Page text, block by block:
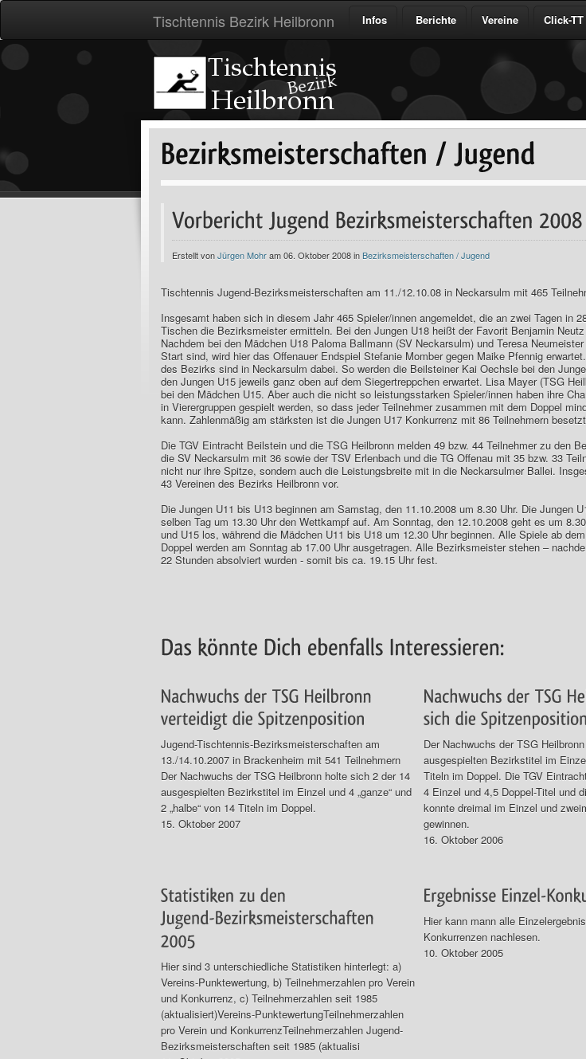
Tischtennis Bezirk Heilbronn Infos Berichte Vereine Click-TT
Erstellt vonJürgen Mohram 06. Oktober 2008 inBezirksmeisterschaften / Jugend
Tischtennis Jugend-Bezirksmeisterschaften am 11./12.10.08 in Neckarsulm mit 465
Insgesamt haben sich in diesem Jahr 465 Spieler/innen angemeldet, die an zwei Tagen in
Tischen die Bezirksmeister ermitteln. Bei den Jungen U18 heißt der Favorit Benjamin
Nachdem bei den Mädchen U18 Paloma Ballmann (SV Neckarsulm) und Teresa
Start sind, wird hier das Offenauer Endspiel Stefanie Momber gegen Maike Pfennig
des Bezirks sind in Neckarsulm dabei. So werden die Beilsteiner Kai Oechsle bei den
den Jungen U15 jeweils ganz oben auf dem Siegertreppchen erwartet. Lisa Mayer (TSG
bei den Mädchen U15. Aber auch die nicht so leistungsstarken Spieler/innen haben ihre
in Vierergruppen gespielt werden, so dass jeder Teilnehmer zusammen mit dem Doppel
kann. Zahlenmäßig am stärksten ist die Jungen U17 Konkurrenz mit 86 Teilnehmern
Die TGV Eintracht Beilstein und die TSG Heilbronn melden 49 bzw. 44 Teilnehmer zu den
die SV Neckarsulm mit 36 sowie der TSV Erlenbach und die TG Offenau mit 35 bzw. 33
nicht nur ihre Spitze, sondern auch die Leistungsbreite mit in die Neckarsulmer Ballei.
43 Vereinen des Bezirks Heilbronn vor.
Die Jungen U11 bis U13 beginnen am Samstag, den 11.10.2008 um 8.30 Uhr. Die Jungen
selben Tag um 13.30 Uhr den Wettkampf auf. Am Sonntag, den 12.10.2008 geht es um
und U15 los, während die Mädchen U11 bis U18 um 12.30 Uhr beginnen. Alle Spiele ab
Doppel werden am Sonntag ab 17.00 Uhr ausgetragen. Alle Bezirksmeister stehen –
22 Stunden absolviert wurden - somit bis ca. 19.15 Uhr fest.
Jugend-Tischtennis-Bezirksmeisterschaften am
13./14.10.2007 in Brackenheim mit 541 Teilnehmern
Der Nachwuchs der TSG Heilbronn holte sich 2 der 14
ausgespielten Bezirkstitel im Einzel und 4 „ganze“ und
2 „halbe“ von 14 Titeln im Doppel.
15. Oktober 2007
Der Nachwuchs der TSG
ausgespielten Bezirkstitel im
Titeln im Doppel. Die TGV
4 Einzel und 4,5 Doppel-Titel und
konnte dreimal im Einzel und
gewinnen.
16. Oktober 2006
Hier sind 3 unterschiedliche Statistiken hinterlegt: a)
Vereins-Punktewertung, b) Teilnehmerzahlen pro Verein
und Konkurrenz, c) Teilnehmerzahlen seit 1985
(aktualisiert)Vereins-PunktewertungTeilnehmerzahlen
pro Verein und KonkurrenzTeilnehmerzahlen Jugend-
Bezirksmeisterschaften seit 1985 (aktualisi
Hier kann mann alle
Konkurrenzen nachlesen.
10. Oktober 2005